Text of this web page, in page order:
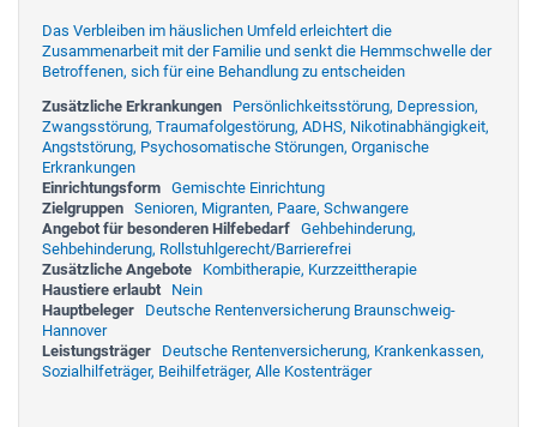
Das Verbleiben im häuslichen Umfeld erleichtert die
Zusammenarbeit mit der Familie und senkt die Hemmschwelle der
Betroffenen, sich für eine Behandlung zu entscheiden
Zusätzliche Erkrankungen
Persönlichkeitsstörung, Depression,
Zwangsstörung, Traumafolgestörung, ADHS, Nikotinabhängigkeit,
Angststörung, Psychosomatische Störungen, Organische
Erkrankungen
Einrichtungsform Gemischte Einrichtung
Zielgruppen Senioren, Migranten, Paare, Schwangere
Angebot für besonderen Hilfebedarf Gehbehinderung,
Sehbehinderung, Rollstuhlgerecht/Barrierefrei
Zusätzliche Angebote
Kombitherapie, Kurzzeittherapie
Haustiere erlaubt
Nein
Hauptbeleger
Deutsche Rentenversicherung Braunschweig-
Hannover
Leistungsträger
Deutsche Rentenversicherung, Krankenkassen,
Sozialhilfeträger, Beihilfeträger, Alle Kostenträger